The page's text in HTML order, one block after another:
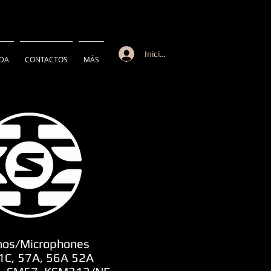
CONTACTOS MÁS
Iniciar sesión
Microphones
57A, 56A 52A